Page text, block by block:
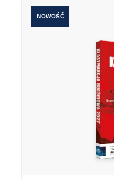
NOWOŚĆ